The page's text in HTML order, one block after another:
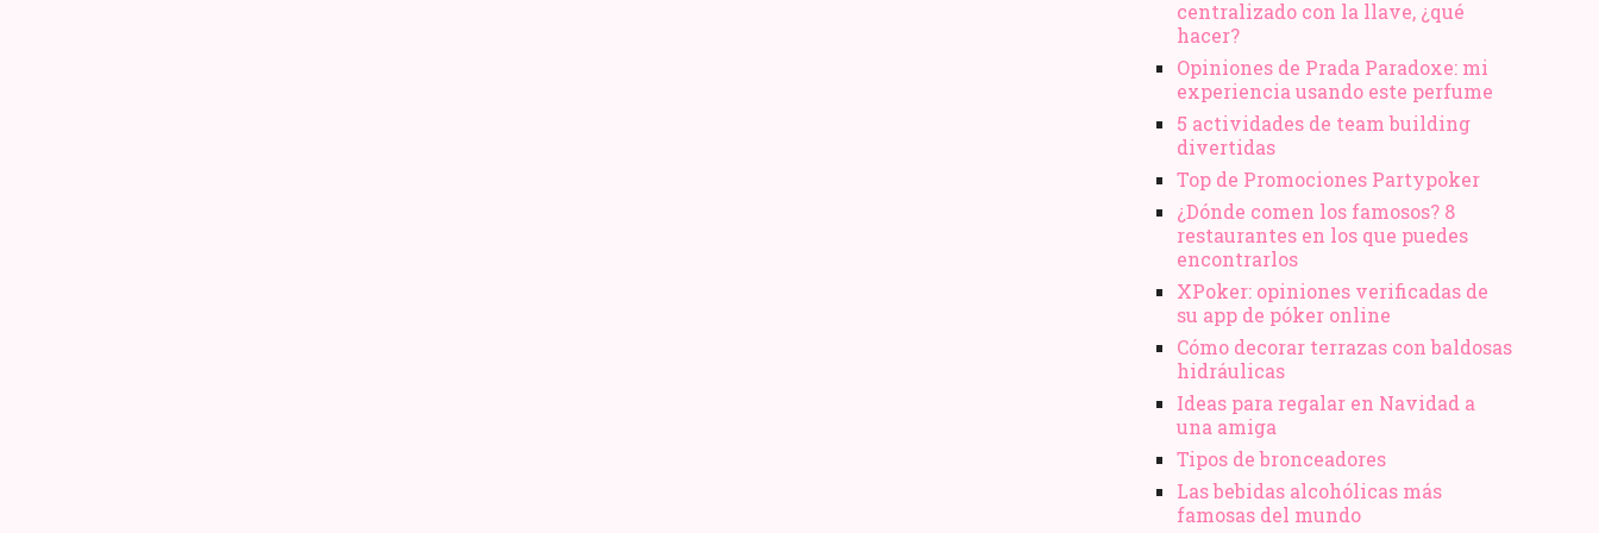
centralizado con la llave, ¿qué
hacer?
Opiniones de Prada Paradoxe: mi
experiencia usando este perfume
5 actividades de team building
divertidas
Top de Promociones Partypoker
¿Dónde comen los famosos? 8
restaurantes en los que puedes
encontrarlos
XPoker: opiniones verificadas de
su app de póker online
Cómo decorar terrazas con baldosas
hidráulicas
Ideas para regalar en Navidad a
una amiga
Tipos de bronceadores
Las bebidas alcohólicas más
famosas del mundo